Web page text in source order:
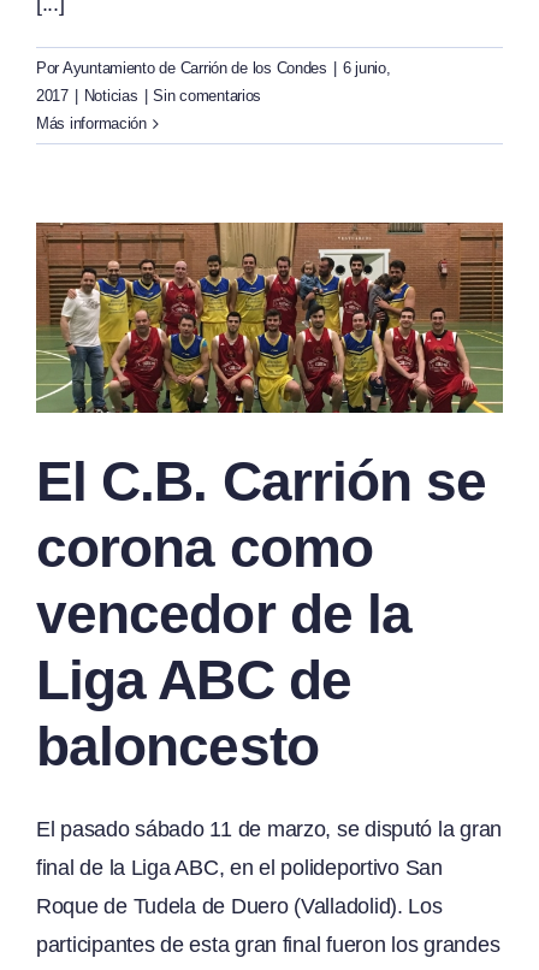
Por Ayuntamiento de Carrión de los Condes
6 junio,
2017
Noticias
Sin comentarios
Más información
El C.B. Carrión se
corona como
vencedor de la
Liga ABC de
baloncesto
El pasado sábado 11 de marzo, se disputó la gran
final de la Liga ABC, en el polideportivo San
Roque de Tudela de Duero (Valladolid). Los
participantes de esta gran final fueron los grandes